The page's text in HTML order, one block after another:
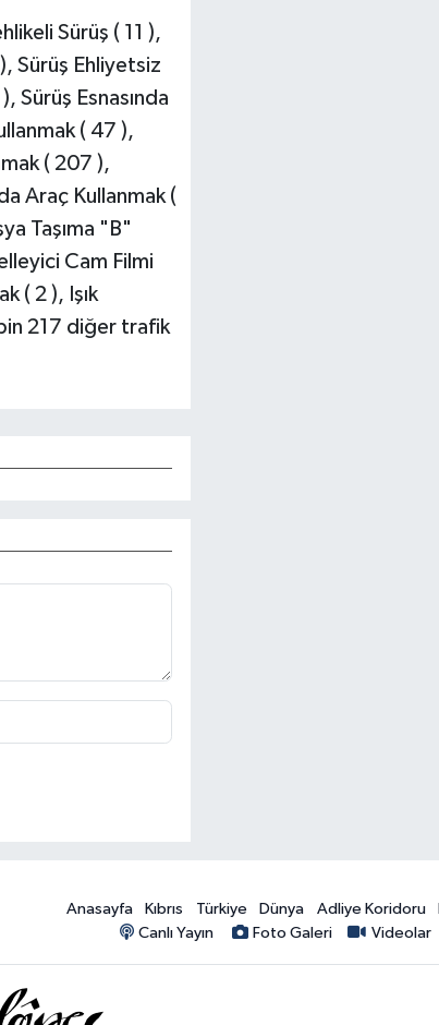
Sürüş ( 11 ),
Sürüş Ehliyetsiz
Sürüş Esnasında
( 47 ),
( 207 ),
Araç Kullanmak (
Taşıma "B"
Cam Filmi
( 2 ), Işık
bin 217 diğer trafik
Anasayfa Kıbrıs Türkiye Dünya Adliye Koridoru
Canlı Yayın
Foto Galeri Videolar